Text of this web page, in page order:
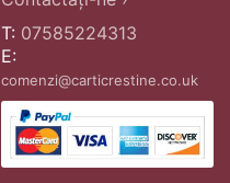
T: 07585224313
E:
comenzi@carticrestine.co.uk